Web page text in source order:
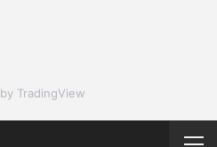
by TradingView